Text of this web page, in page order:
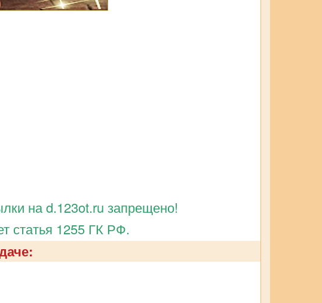
на d.123ot.ru запрещено!
статья 1255 ГК РФ.